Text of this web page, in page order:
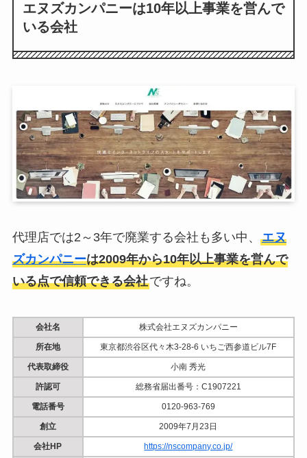
エヌズカンパニーは10年以上事業を営んで
いる会社
代理店では2～3年で廃業する会社も多い中、 エヌ
ズカンパニーは2009年から10年以上事業を営んで
いる点で信頼できる会社ですね。
会社名 株式会社エヌズカンパニー
所在地 東京都渋谷区代々木3-28-6 いちご西参道ビル7F
代表取締役 小南 秀光
許認可 総務省届出番号：C1907221
電話番号 0120-963-769
創立 2009年7月23日
会社HP https://nscompany.co.jp/